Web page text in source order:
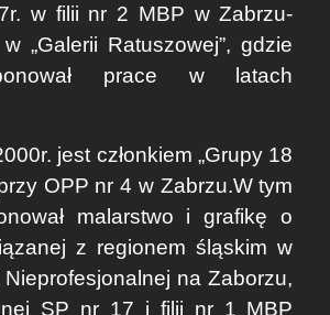
w filii nr 2 MBP w Zabrzu-
„Galerii Ratuszowej”, gdzie
prace w latach
jest członkiem „Grupy 18
OPP nr 4 w Zabrzu.W tym
malarstwo i grafikę o
z regionem śląskim w
Nieprofesjonalnej na Zaborzu,
SP nr 17 i filii nr 1 MBP